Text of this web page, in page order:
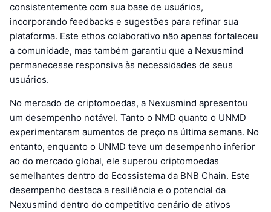
consistentemente com sua base de usuários,
incorporando feedbacks e sugestões para refinar sua
plataforma. Este ethos colaborativo não apenas fortaleceu
a comunidade, mas também garantiu que a Nexusmind
permanecesse responsiva às necessidades de seus
usuários.
No mercado de criptomoedas, a Nexusmind apresentou
um desempenho notável. Tanto o NMD quanto o UNMD
experimentaram aumentos de preço na última semana. No
entanto, enquanto o UNMD teve um desempenho inferior
ao do mercado global, ele superou criptomoedas
semelhantes dentro do Ecossistema da BNB Chain. Este
desempenho destaca a resiliência e o potencial da
Nexusmind dentro do competitivo cenário de ativos